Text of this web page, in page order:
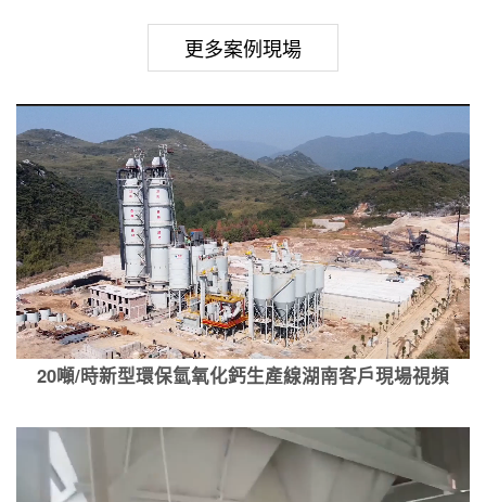
更多案例現場
20噸/時新型環保氫氧化鈣生產線湖南客戶現場視頻